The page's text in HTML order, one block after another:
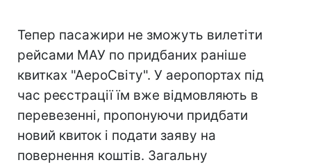
Тепер пасажири не зможуть вилетіти
рейсами МАУ по придбаних раніше
квитках "АероСвіту". У аеропортах під
час реєстрації їм вже відмовляють в
перевезенні, пропонуючи придбати
новий квиток і подати заяву на
повернення коштів. Загальну